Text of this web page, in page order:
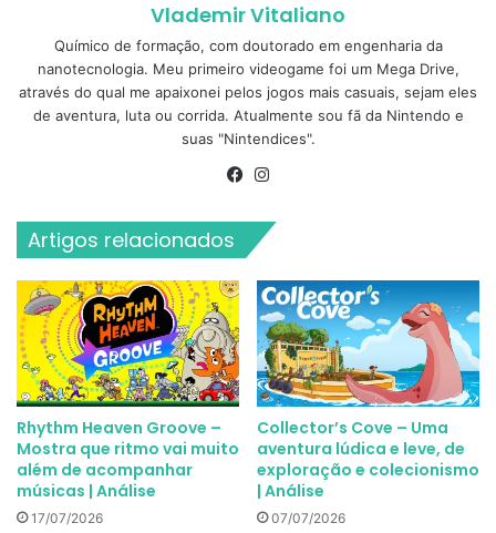
Vlademir Vitaliano
Químico de formação, com doutorado em engenharia da
nanotecnologia. Meu primeiro videogame foi um Mega Drive,
através do qual me apaixonei pelos jogos mais casuais, sejam eles
de aventura, luta ou corrida. Atualmente sou fã da Nintendo e
suas "Nintendices".
Facebook
Artigos relacionados
Rhythm Heaven Groove –
Mostra que ritmo vai muito
além de acompanhar
músicas | Análise
17/07/2026
Collector’s Cove – Uma
aventura lúdica e leve, de
exploração e colecionismo
| Análise
07/07/2026